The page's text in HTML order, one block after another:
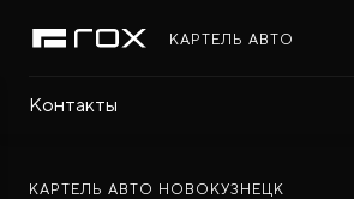
КАРТЕЛЬ АВТО
Контакты
КАРТЕЛЬ АВТО НОВОКУЗНЕЦК